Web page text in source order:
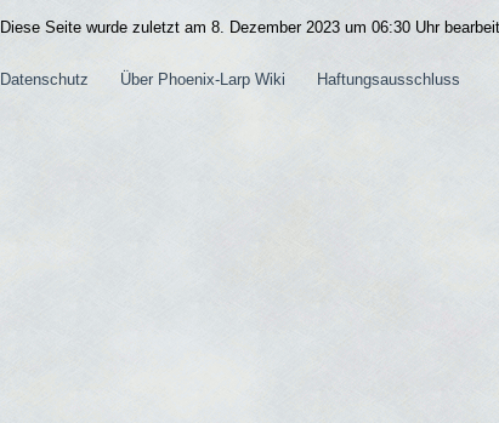
Diese Seite wurde zuletzt am 8. Dezember 2023 um 06:30 Uhr
Datenschutz Über Phoenix-Larp Wiki Haftungsausschluss